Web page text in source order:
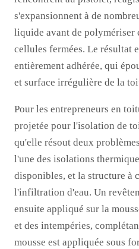
s'expansionnent à de
liquide avant de polymériser
cellules fermées. Le résultat
entièrement adhérée, qui
et surface irrégulière de la
Pour les entrepreneurs en
projetée pour l'isolation de
qu'elle résout deux
l'une des isolations
disponibles, et la structure à
l'infiltration d'eau. Un
ensuite appliqué sur la
et des intempéries,
mousse est appliquée sous